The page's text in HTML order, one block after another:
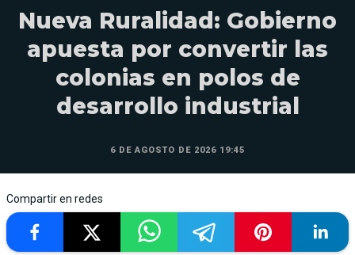
Nueva Ruralidad: Gobierno
apuesta por convertir las
colonias en polos de
desarrollo industrial
6 DE AGOSTO DE 2026 19:45
Compartir en redes